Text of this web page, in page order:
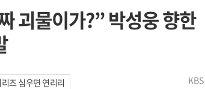
괴물이가?” 박성웅 향한
즈 심우면 연리리 KBS